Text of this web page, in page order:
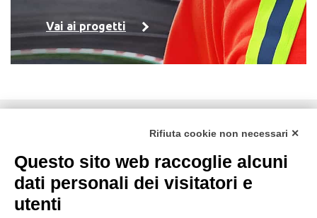
Vai ai progetti
società soggetta alla direzione e coordinamento della DZ
Group Holding Srl
P. IVA / Iscr. Reg. Imp. Forlì-Cesena 03945420408
Privacy Policy |Rivedi preferenze Cookies |Cookie
Policy|Credits
Rifiuta cookie non necessari ✕
Questo sito web raccoglie alcuni
dati personali dei visitatori e
utenti